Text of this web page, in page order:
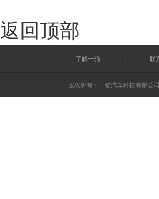
返回顶部
了解一猫 联
版权所有：一猫汽车科技有限公司